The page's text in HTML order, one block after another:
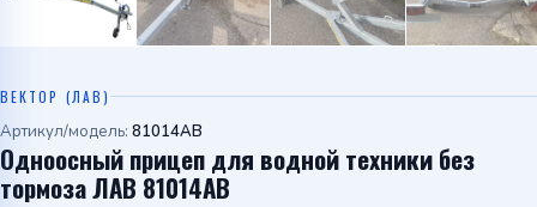
ВЕКТОР (ЛАВ)
Артикул/модель: 81014AB
Одноосный прицеп для водной техники без
тормоза ЛАВ 81014AB